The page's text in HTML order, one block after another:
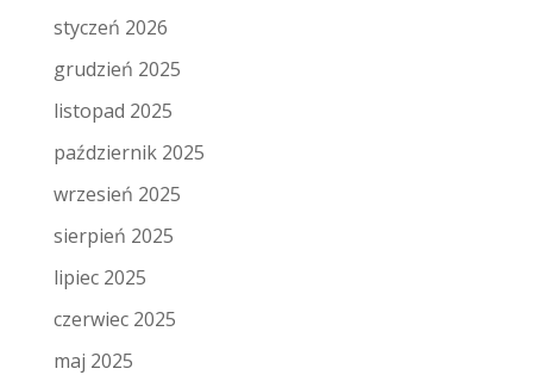
styczeń 2026
grudzień 2025
listopad 2025
październik 2025
wrzesień 2025
sierpień 2025
lipiec 2025
czerwiec 2025
maj 2025